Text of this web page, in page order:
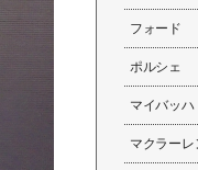
フォード
ポルシェ
マイバッハ
マクラーレ